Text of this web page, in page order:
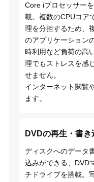
Core iプロセッサー
載。複数のCPUコア
理を分担するため、
のアプリケーション
時利用など負荷の高
理でもストレスを感
せません。
インターネット閲覧
ます。
DVDの再生・書き
ディスクへのデータ
込みができる、DVD
チドライブを搭載。